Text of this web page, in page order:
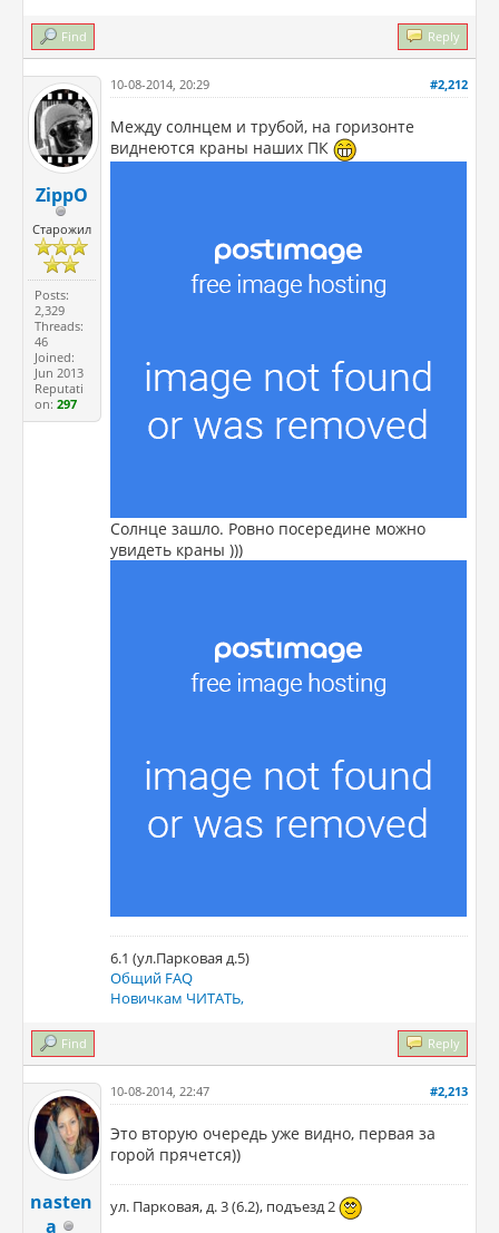
Find Reply
ZippO
Старожил
Posts:
2,329
Threads:
46
Joined:
Jun 2013
Reputati
on:297
#2,212
10-08-2014, 20:29
Между солнцем и трубой, на горизонте
виднеются краны наших ПК
Солнце зашло. Ровно посередине можно
увидеть краны )))
6.1 (ул.Парковая д.5)
Общий FAQ
Новичкам ЧИТАТЬ,
Find Reply
nasten
a
#2,213
10-08-2014, 22:47
Это вторую очередь уже видно, первая за
горой прячется))
ул. Парковая, д. 3 (6.2), подъезд 2